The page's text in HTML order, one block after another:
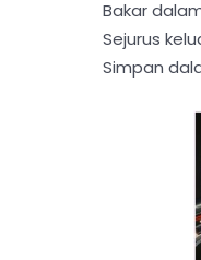
Bakar
Sejurus
Simpan